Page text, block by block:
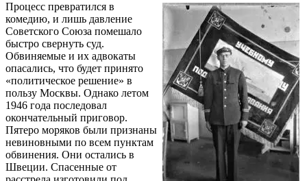
Процесс превратился в
комедию, и лишь давление
Советского Союза помешало
быстро свернуть суд.
Обвиняемые и их адвокаты
опасались, что будет принято
«политическое решение» в
пользу Москвы. Однако летом
1946 года последовал
окончательный приговор.
Пятеро моряков были признаны
невиновными по всем пунктам
обвинения. Они остались в
Швеции. Спасенные от